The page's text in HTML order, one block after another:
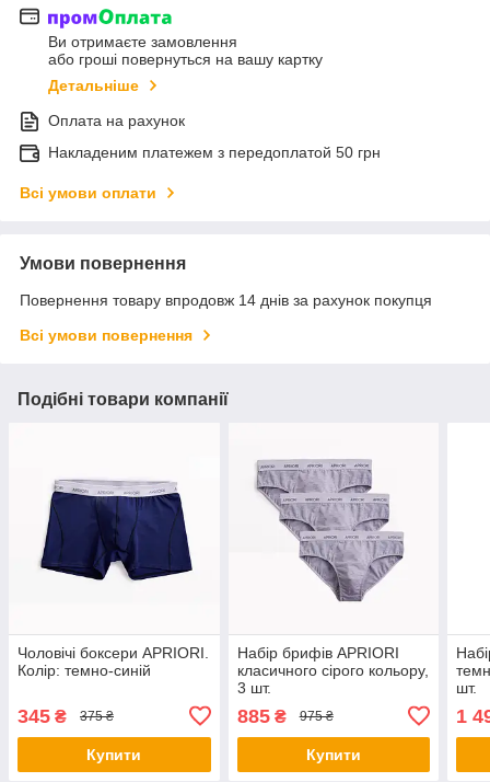
Ви отримаєте замовлення
або гроші повернуться на вашу картку
Детальніше
Оплата на рахунок
Накладеним платежем з передоплатой 50 грн
Всі умови оплати
Умови повернення
Повернення товару впродовж 14 днів за рахунок покупця
Всі умови повернення
Подібні товари компанії
Чоловічі боксери APRIORI.
Колір: темно-синій
345 ₴ 375 ₴
Купити
Набір брифів APRIORI
класичного сірого кольору,
3 шт.
885₴ 975 ₴
Купити
шт.
1